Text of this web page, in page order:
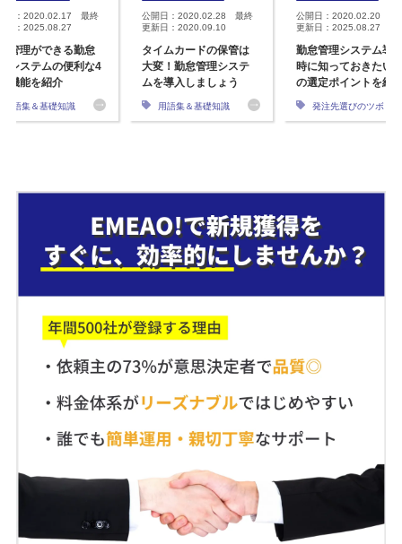
日：2020.02.17 最終
日：2025.08.27
管理ができる勤怠
システムの便利な4
機能を紹介
用語集＆基礎知識
公開日：2020.02.28 最終
更新日：2020.09.10
タイムカードの保管は
大変！勤怠管理システ
ムを導入しましょう
用語集＆基礎知識
公開日：2020.02.20 最
更新日：2025.08.27
勤怠管理システム導
時に知っておきたい5
の選定ポイントを紹
発注先選びのツボ